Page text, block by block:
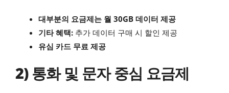
대부분의 요금제는 월 30GB 데이터 제공
기타 혜택: 추가 데이터 구매 시 할인 제공
유심 카드 무료 제공
2) 통화 및 문자 중심 요금제